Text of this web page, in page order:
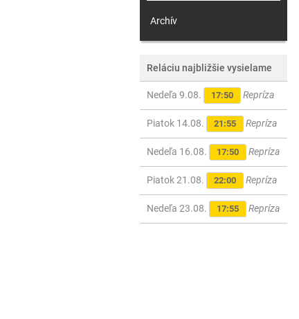
Archív
Reláciu najbližšie vysielame
Nedeľa 9.08. 17:50 Repríza
Piatok 14.08. 21:55 Repríza
Nedeľa 16.08. 17:50 Repríza
Piatok 21.08. 22:00 Repríza
Nedeľa 23.08. 17:55 Repríza